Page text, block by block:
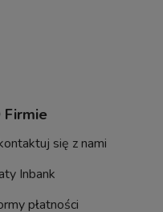
Firmie
się z nami
Inbank
płatności